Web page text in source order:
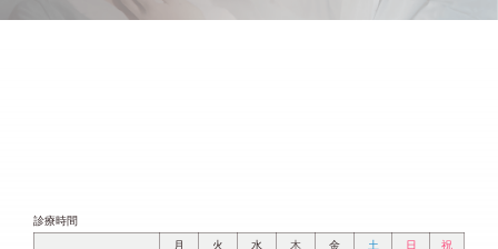
診療時間
月
火 水 木 金 土 日 祝